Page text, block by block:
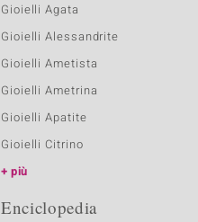
Gioielli Agata
Gioielli Alessandrite
Gioielli Ametista
Gioielli Ametrina
Gioielli Apatite
Gioielli Citrino
più
Enciclopedia